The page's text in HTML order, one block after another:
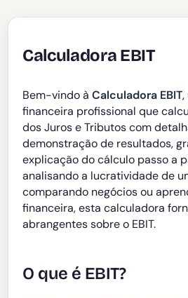
Calculadora EBIT
Bem-vindo àCalculadora EBIT
financeira profissional que
dos Juros e Tributos com
demonstração de resultados,
explicação do cálculo passo a
analisando a lucratividade de
comparando negócios ou
financeira, esta calculadora
abrangentes sobre o EBIT.
O que é EBIT?